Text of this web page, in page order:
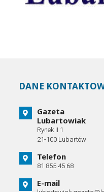
DANE
Gazeta
Lubartowiak
Rynek II 1
21-100 Lubartów
Telefon
81 855 45 68
E-mail